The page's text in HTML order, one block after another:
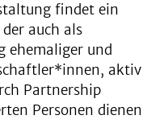
findet ein
auch als
ehemaliger und
aktiv
Partnership
Personen dienen